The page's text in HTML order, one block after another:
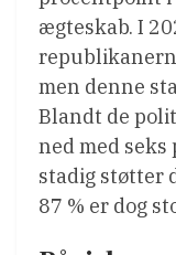
ægteskab. I
men denne
Blandt de
ned med seks
stadig støtter
87 % er dog